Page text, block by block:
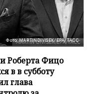
Фото: MARTIN DIVISEK/EPA/ТАСС
Роберта Фицо
в в субботу
глава